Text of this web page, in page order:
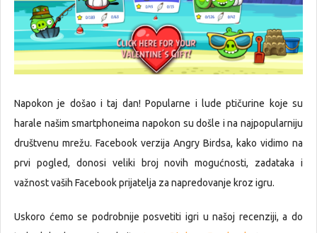
Napokon je došao i taj dan! Popularne i lude ptičurine koje su
harale našim smartphoneima napokon su došle i na najpopularniju
društvenu mrežu. Facebook verzija Angry Birdsa, kako vidimo na
prvi pogled, donosi veliki broj novih mogućnosti, zadataka i
važnost vaših Facebook prijatelja za napredovanje kroz igru.
Uskoro ćemo se podrobnije posvetiti igri u našoj recenziji, a do